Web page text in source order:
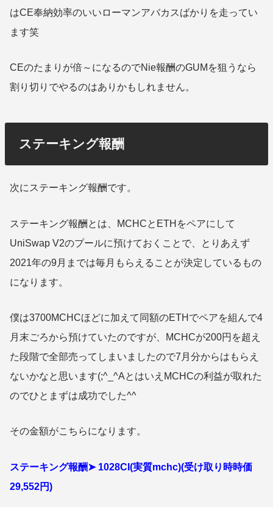
はCE奉納効率のいいローマンアバカスばかりを走ってい
ます笑
CEのたまりが倍～になるのでNie報酬のGUMを狙うなら
割り切りでやるのはありかもしれません。
ステーキング報酬
次にステーキング報酬です。
ステーキング報酬とは、MCHCとETHをペアにして
UniSwap V2のプールに預けておくことで、とりあえず
2021年の9月までは毎月もらえることが決定しているもの
になります。
僕は3700MCHCほどに加えて同額のETHでペアを組んで4
月末ごろから預けていたのですが、MCHCが200円を超え
た段階で全部売ってしまいましたので7月分からはもらえ
ないかなと思います(;^_^AとはいえMCHCの利益が取れた
のでひとまずは成功でした^^
その金額がこちらになります。
ステーキング報酬➤ 1028CI(実質mchc)(受け取り時時価
29,552円)